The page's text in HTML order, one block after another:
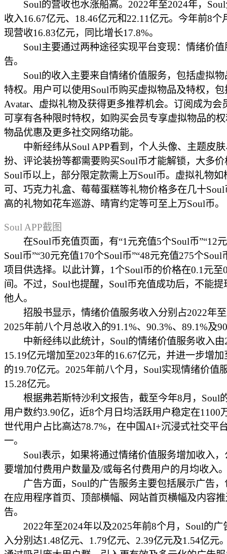
Soul的营收也水涨船高。2022年至2024年，Soul
收入16.67亿元、18.46亿元和22.11亿元。今年前8个
现营收16.83亿元，同比增长17.8%。
Soul主要通过两种途径实现平台变现：情绪价值
告。
Soul的收入主要来自情绪价值服务，包括虚拟物
特权。用户可以使用Soul币购买虚拟物品及特权，包
Avatar、虚拟礼物及获得更多推荐机会。订阅成为会
可享有各种限时特权，如购买会员专享虚拟物品的
物品优惠及更多社交网络功能。
中新经纬从Soul APP看到，个人头像、主题皮肤
扮、评论装扮等都需要购买Soul币才能解锁，大多价
Soul币以上，部分限定款需上万Soul币。虚拟礼物如
可、巧克力礼盒、莓莓蛋糕等礼物价格多在几十
高的礼物如花车巡游、晴宵约定等可至上万Soul币。
Soul APP截图
在Soul币充值页面，有“1元充值5个Soul币”“12
Soul币”“30元充值170个Soul币”“48元充值275个Soul
项目供选择。以此计算，1个Soul币的价格在0.1元至
间。不过，Soul也提醒，Soul币充值成功后，不能提
他人。
招股书显示，情绪价值服务收入分别占2022年至
2025年前八个月总收入的91.1%、90.3%、89.1%及
中新经纬以此统计，Soul的情绪价值服务收入由
15.19亿元增加至2023年的16.67亿元，并进一步增加
的19.70亿元。2025年前八个月，Soul实现情绪价值
15.28亿元。
根据弗若斯特沙利文报告，截至今年8月，Soul
用户数约3.90亿，近8个月日均活跃用户稳定在1100
世代用户占比高达78.7%，在中国AI+沉浸式社交平
一。
Soul表示，如果将通过情绪价值服务增加收入，
要增加付费用户数量及/或每名付费用户的月均收入
广告方面，Soul的广告服务主要包括展示广告，
在应用程序首页、顶部横幅、网站首页横幅及内容
告。
2022年至2024年以及2025年前8个月，Soul的广
入分别达1.48亿元、1.79亿元、2.39亿元及1.54亿元